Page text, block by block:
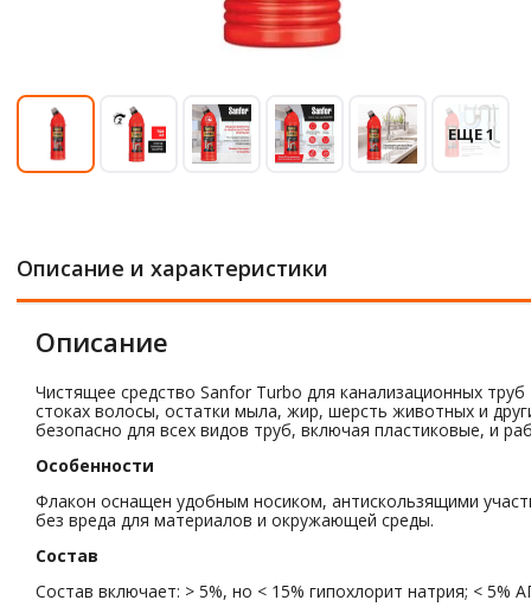
ЕЩЕ 1
Описание и характеристики
Описание
Чистящее средство Sanfor Turbo для канализационных
стоках волосы, остатки мыла, жир, шерсть животных и
безопасно для всех видов труб, включая пластиковые, и
Особенности
Флакон оснащен удобным носиком, антискользящими
без вреда для материалов и окружающей среды.
Состав
Состав включает: > 5%, но < 15% гипохлорит натрия; <